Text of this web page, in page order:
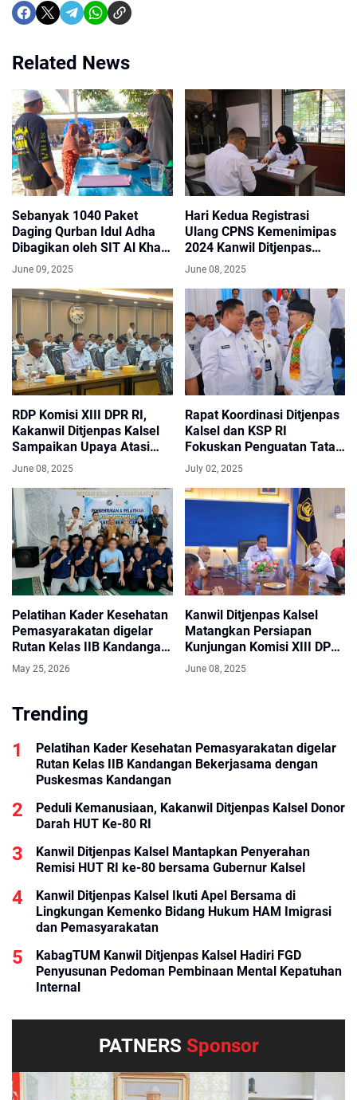
Related News
Sebanyak 1040 Paket
Daging Qurban Idul Adha
Dibagikan oleh SIT Al Khair
Barabai pada Masyarakat
June 09, 2025
Hari Kedua Registrasi
Ulang CPNS Kemenimipas
2024 Kanwil Ditjenpas
Kalsel
June 08, 2025
RDP Komisi XIII DPR RI,
Kakanwil Ditjenpas Kalsel
Sampaikan Upaya Atasi
Overcrowded Hunian
June 08, 2025
Rapat Koordinasi Ditjenpas
Kalsel dan KSP RI
Fokuskan Penguatan Tata
Kelola Pemasyarakatan
July 02, 2025
Pelatihan Kader Kesehatan
Pemasyarakatan digelar
Rutan Kelas IIB Kandangan
Bekerjasama dengan
Puskesmas Kandangan
May 25, 2026
Kanwil Ditjenpas Kalsel
Matangkan Persiapan
Kunjungan Komisi XIII DPR
RI
June 08, 2025
Trending
Pelatihan Kader Kesehatan Pemasyarakatan digelar
Rutan Kelas IIB Kandangan Bekerjasama dengan
Puskesmas Kandangan
Peduli Kemanusiaan, Kakanwil Ditjenpas Kalsel Donor
Darah HUT Ke-80 RI
Kanwil Ditjenpas Kalsel Mantapkan Penyerahan
Remisi HUT RI ke-80 bersama Gubernur Kalsel
Kanwil Ditjenpas Kalsel Ikuti Apel Bersama di
Lingkungan Kemenko Bidang Hukum HAM Imigrasi
dan Pemasyarakatan
KabagTUM Kanwil Ditjenpas Kalsel Hadiri FGD
Penyusunan Pedoman Pembinaan Mental Kepatuhan
Internal
PATNERS Sponsor